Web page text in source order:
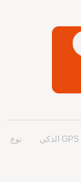
نوع